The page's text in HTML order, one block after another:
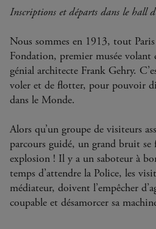
Inscriptions et départs dans le hall
Nous sommes en 1913, tout
Fondation, premier musée volant
génial architecte Frank Gehry.
voler et de flotter, pour pouvoir
dans le Monde.
Alors qu’un groupe de visiteurs
parcours guidé, un grand bruit
explosion ! Il y a un saboteur à
temps d’attendre la Police, les
médiateur, doivent l’empêcher
coupable et désamorcer sa